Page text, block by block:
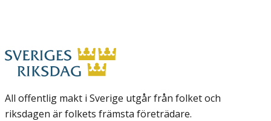
All offentlig makt i Sverige utgår från folket och
riksdagen är folkets främsta företrädare.